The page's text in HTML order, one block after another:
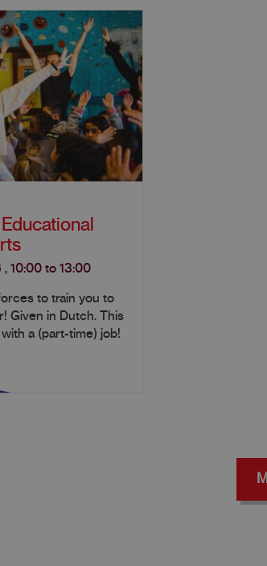
, 10:00 to 13:00
to train you to
Given in Dutch. This
a (part-time) job!